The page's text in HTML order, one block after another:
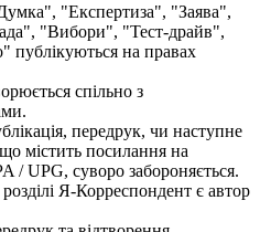
"Експертиза", "Заява",
"Вибори", "Тест-драйв",
на правах
спільно з
передрук, чи наступне
містить посилання на
/ UPG, суворо забороняється.
Я-Корреспондент є автор